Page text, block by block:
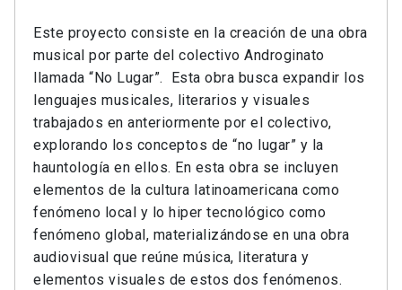
Este proyecto consiste en la creación de una obra
musical por parte del colectivo Androginato
llamada “No Lugar”. Esta obra busca expandir los
lenguajes musicales, literarios y visuales
trabajados en anteriormente por el colectivo,
explorando los conceptos de “no lugar” y la
hauntología en ellos. En esta obra se incluyen
elementos de la cultura latinoamericana como
fenómeno local y lo hiper tecnológico como
fenómeno global, materializándose en una obra
audiovisual que reúne música, literatura y
elementos visuales de estos dos fenómenos.